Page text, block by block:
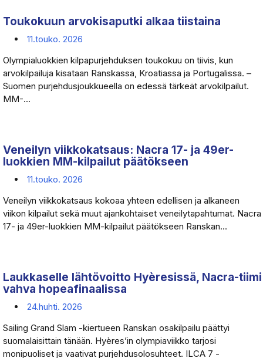
Toukokuun arvokisaputki alkaa tiistaina
11.touko. 2026
Olympialuokkien kilpapurjehduksen toukokuu on tiivis, kun
arvokilpailuja kisataan Ranskassa, Kroatiassa ja Portugalissa. –
Suomen purjehdusjoukkueella on edessä tärkeät arvokilpailut.
MM-...
Veneilyn viikkokatsaus: Nacra 17- ja 49er-
luokkien MM-kilpailut päätökseen
11.touko. 2026
Veneilyn viikkokatsaus kokoaa yhteen edellisen ja alkaneen
viikon kilpailut sekä muut ajankohtaiset veneilytapahtumat. Nacra
17- ja 49er-luokkien MM-kilpailut päätökseen Ranskan...
Laukkaselle lähtövoitto Hyèresissä, Nacra-tiimi
vahva hopeafinaalissa
24.huhti. 2026
Sailing Grand Slam -kiertueen Ranskan osakilpailu päättyi
suomalaisittain tänään. Hyères’in olympiaviikko tarjosi
monipuoliset ja vaativat purjehdusolosuhteet. ILCA 7 -